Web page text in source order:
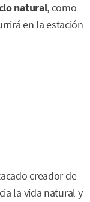
natural, como
en la estación
creador de
la vida natural y